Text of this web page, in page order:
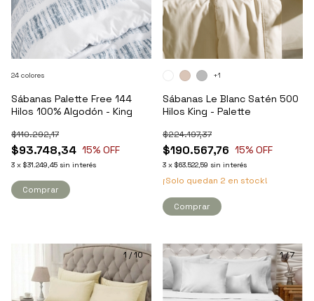
Sábanas Palette Free 144
Hilos 100% Algodón - King
$93.748,34
$110.292,17
15% OFF
3 x $31.249,45 sin interés
24 colores
Comprar
Sábanas Le Blanc Satén 500
Hilos King - Palette
$190.567,76
$224.197,37
15% OFF
3 x $63.522,59 sin interés
¡Solo quedan 2 en stock!
+1
Comprar
1 /10 1/7